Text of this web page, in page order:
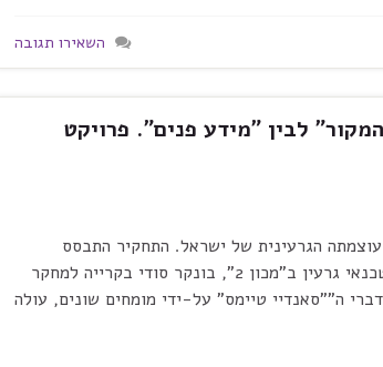
השאירו תגובה
לבין "מידע פנים". פרויקט
על עוצמתה הגרעינית של ישראל. התחקיר התבסס
בחלקו הגדול על עדותו של מרדכי וענונו (אז בן 31) שעבד כטכנאי גרעין ב"מכון 2", בונקר סודי בקרייה למחקר
ה""סאנדיי טיימס" על-ידי מומחים שונים, עולה